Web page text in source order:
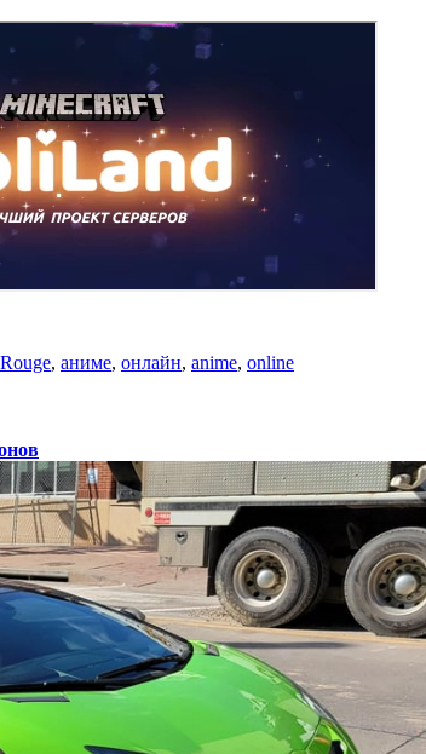
Rouge, аниме, онлайн, anime, online